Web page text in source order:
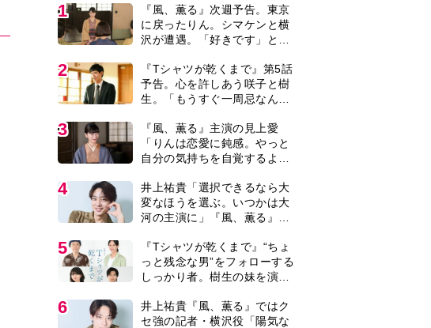
1
『風、薫る』次週予告。東京
に戻ったりん。シマケンと横
沢が遭遇。「好きです」と告
2
『Tシャツが乾くまで』第5話
予告。心を許しあう咲子と樹
生。「もうすぐ一周忌なんで
レあり＞
3
『風、薫る』主演の見上愛
「りんは恋愛に鈍感。やっと
自分の気持ちを自覚するよう
4
井上祐貴「選択できるなら大
変なほうを選ぶ。いつかは大
河の主演に」『風、薫る』で
5
『Tシャツが乾くまで』“ちょ
っと残念な男”をフォローする
しっかり者。樹生の妹を演じ
スト紹介＞
6
井上祐貴『風、薫る』ではク
セ強の記者・横沢役「陽気な